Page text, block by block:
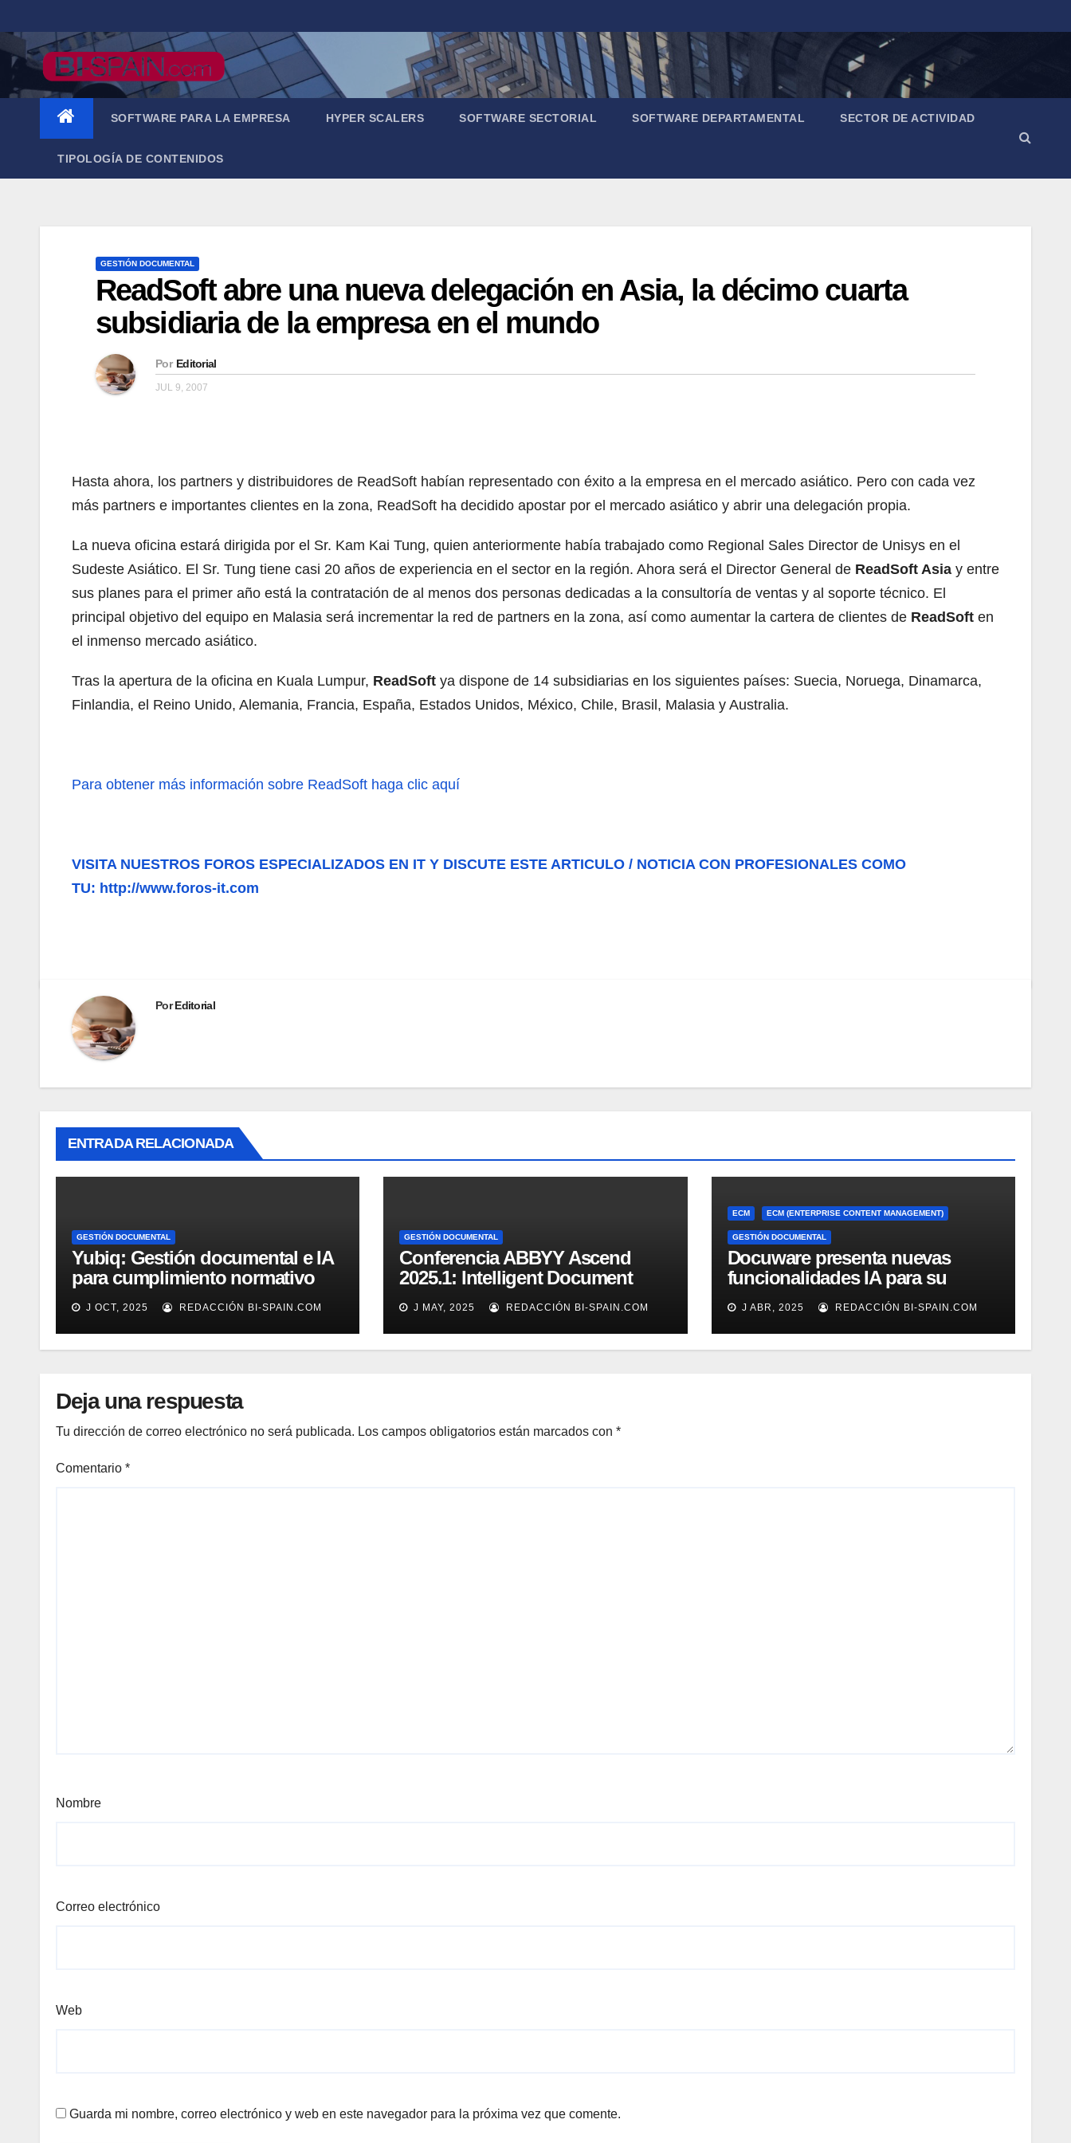
al
contenido
SOFTWARE PARA LA EMPRESA HYPER SCALERS SOFTWARE SECTORIAL SOFTWARE DEPARTAMENTAL SECTOR DE ACTIVIDAD
TIPOLOGÍA DE CONTENIDOS
GESTIÓN DOCUMENTAL
ReadSoft abre una nueva delegación en Asia, la décimo cuarta
subsidiaria de la empresa en el mundo
Por Editorial
JUL 9, 2007
Hasta ahora, los partners y distribuidores de ReadSoft habían representado con éxito a la empresa en el mercado asiático. Pero con cada vez
más partners e importantes clientes en la zona, ReadSoft ha decidido apostar por el mercado asiático y abrir una delegación propia.
La nueva oficina estará dirigida por el Sr. Kam Kai Tung, quien anteriormente había trabajado como Regional Sales Director de Unisys en el
Sudeste Asiático. El Sr. Tung tiene casi 20 años de experiencia en el sector en la región. Ahora será el Director General de ReadSoft Asia y entre
sus planes para el primer año está la contratación de al menos dos personas dedicadas a la consultoría de ventas y al soporte técnico. El
principal objetivo del equipo en Malasia será incrementar la red de partners en la zona, así como aumentar la cartera de clientes de ReadSoft en
el inmenso mercado asiático.
Tras la apertura de la oficina en Kuala Lumpur, ReadSoft ya dispone de 14 subsidiarias en los siguientes países: Suecia, Noruega, Dinamarca,
Finlandia, el Reino Unido, Alemania, Francia, España, Estados Unidos, México, Chile, Brasil, Malasia y Australia.
Para obtener más información sobre ReadSoft haga clic aquí
VISITA NUESTROS FOROS ESPECIALIZADOS EN IT Y DISCUTE ESTE ARTICULO / NOTICIA CON PROFESIONALES COMO
TU: http://www.foros-it.com
PorEditorial
ENTRADA RELACIONADA
GESTIÓN DOCUMENTAL
Yubiq: Gestión documental e IA
para cumplimiento normativo
(Demo)
J OCT, 2025 REDACCIÓN BI-SPAIN.COM
GESTIÓN DOCUMENTAL
Conferencia ABBYY Ascend
2025.1: Intelligent Document
Processing a tope
J MAY, 2025 REDACCIÓN BI-SPAIN.COM
ECM ECM (ENTERPRISE CONTENT MANAGEMENT)
GESTIÓN DOCUMENTAL
Docuware presenta nuevas
funcionalidades IA para su
gestión documental
J ABR, 2025 REDACCIÓN BI-SPAIN.COM
Deja una respuesta
Tu dirección de correo electrónico no será publicada. Los campos obligatorios están marcados con *
Comentario *
Nombre
Correo electrónico
Web
Guarda mi nombre, correo electrónico y web en este navegador para la próxima vez que comente.